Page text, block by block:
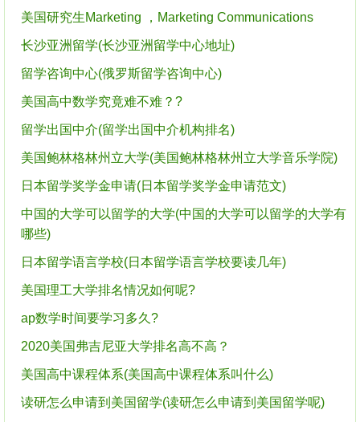
美国研究生Marketing ，Marketing Communications
长沙亚洲留学(长沙亚洲留学中心地址)
留学咨询中心(俄罗斯留学咨询中心)
美国高中数学究竟难不难？?
留学出国中介(留学出国中介机构排名)
美国鲍林格林州立大学(美国鲍林格林州立大学音乐学院)
日本留学奖学金申请(日本留学奖学金申请范文)
中国的大学可以留学的大学(中国的大学可以留学的大学有
哪些)
日本留学语言学校(日本留学语言学校要读几年)
美国理工大学排名情况如何呢?
ap数学时间要学习多久?
2020美国弗吉尼亚大学排名高不高？
美国高中课程体系(美国高中课程体系叫什么)
读研怎么申请到美国留学(读研怎么申请到美国留学呢)